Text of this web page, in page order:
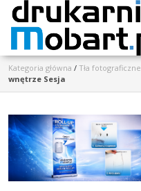
Kategoria główna / Tła fotograficzne
wnętrze Sesja